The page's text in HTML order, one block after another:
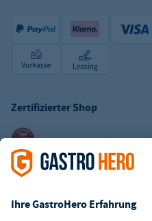
Zertifizierter Shop
Kundenservice